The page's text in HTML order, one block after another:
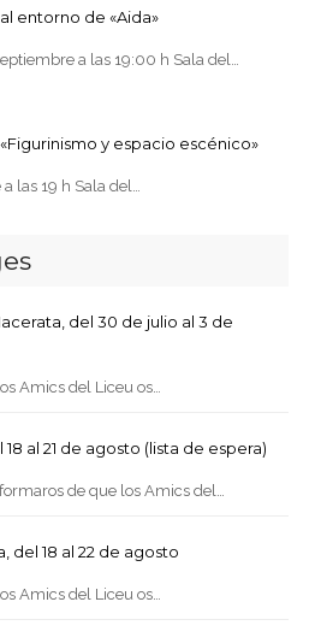
entorno de «Aida»
a las 19:00 h Sala del…
y espacio escénico»
las 19 h Sala del…
del 30 de julio al 3 de
Amics del Liceu os…
al 21 de agosto (lista de espera)
de que los Amics del…
del 18 al 22 de agosto
Amics del Liceu os…